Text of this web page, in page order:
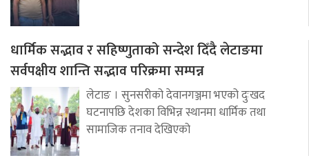
धार्मिक सद्भाव र सहिष्णुताको सन्देश दिँदै लेटाङमा
सर्वपक्षीय शान्ति सद्भाव परिक्रमा सम्पन्न
लेटाङ । सुनसरीको देवानगञ्जमा भएको दुःखद
घटनापछि देशका विभिन्न स्थानमा धार्मिक तथा
सामाजिक तनाव देखिएको